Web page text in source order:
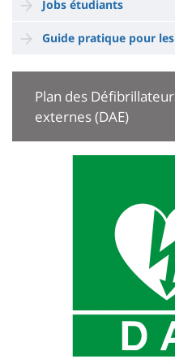
Jobs étudiants
Guide pratique pour
Plan des
externes (DAE)